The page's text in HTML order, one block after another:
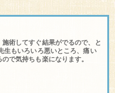
術してすぐ結果がでるので、と
生もいろいろ悪いところ、痛い
ので気持ちも楽になります。